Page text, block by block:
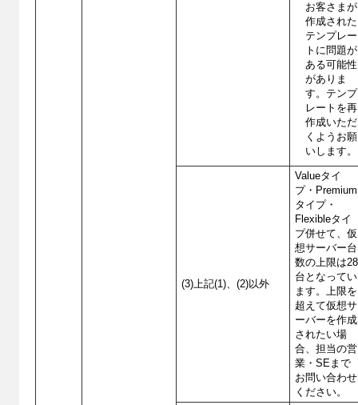
お客さまが
作成された
テンプレー
トに問題が
ある可能性
がありま
す。テンプ
レートを再
作成いただ
くようお願
いします。
(3)上記(1)、(2)以外
Valueタイ
プ・Premium
タイプ・
Flexibleタイ
プ併せて、仮
想サーバー台
数の上限は28
台となってい
ます。上限を
超えて仮想サ
ーバーを作成
されたい場
合、担当の営
業・SEまで
お問い合わせ
ください。